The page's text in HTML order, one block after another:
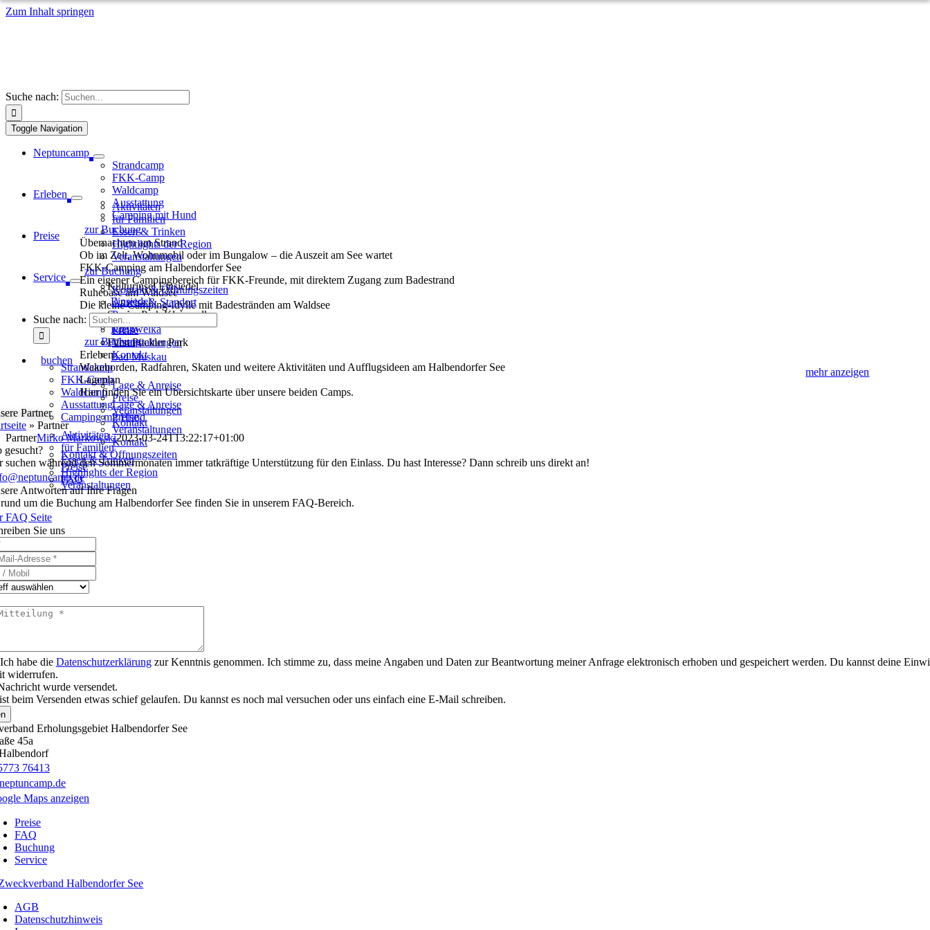
Zum Inhalt springen
Suche nach:
Toggle Navigation
Neptuncamp
Strandcamp
FKK-Camp
Waldcamp
Ausstattung
Camping mit Hund
zur Buchung
Übernachten am Strand
Ob im Zelt, Wohnmobil oder im Bungalow – die Auszeit am See wartet
FKK-Camping am Halbendorfer See
Ein eigener Campingbereich für FKK-Freunde, mit direktem Zugang zum Badestrand
Ruheoase am Waldsee
Die kleine Camping-Idylle mit Badestränden am Waldsee
Lage & Anreise
Preise
Veranstaltungen
Kontakt
Strandcamp
FKK-Camp
Waldcamp
Ausstattung
Camping mit Hund
Erleben
Aktivitäten
für Familien
Essen & Trinken
Hightlights der Region
Veranstaltungen
zur Buchung
Kulturinsel Einsiedel
Einsiedel
Saurier Park Kleinwelka
Kleinwelka
Fürst Pückler Park
Bad Muskau
mehr anzeigen
Lage & Anreise
Preise
Veranstaltungen
Kontakt
Aktivitäten
für Familien
Essen & Trinken
Highlights der Region
Veranstaltungen
Preise
Service
Kontakt & Öffnungszeiten
Anreise & Standort
Preise
FAQ
zur Buchung
Erleben
Wakeborden, Radfahren, Skaten und weitere Aktivitäten und Aufflugsideen am Halbendorfer See
Lageplan
Hier finden Sie ein Übersichtskarte über unsere beiden Camps.
Lage & Anreise
Preise
Veranstaltungen
Kontakt
Kontakt & Öffnungszeiten
Preise
FAQ
Suche nach:
buchen
Partner
»Partner
PartnerMirko Markowski2023-03-24T13:22:17+01:00
gesucht?
suchen während den Sommermonaten immer tatkräftige Unterstützung für den Einlass. Du hast Interesse? Dann schreib uns direkt an!
Antworten auf Ihre Fragen
um die Buchung am Halbendorfer See finden Sie in unserem FAQ-Bereich.
FAQ Seite
Sie uns
Ich habe die Datenschutzerklärungzur Kenntnis genommen. Ich stimme zu, dass meine Angaben und Daten zur Beantwortung meiner Anfrage elektronisch erhoben und gespeichert werden. Du kannst deine
widerrufen.
wurde versendet.
beim Versenden etwas schief gelaufen. Du kannst es noch mal versuchen oder uns einfach eine E-Mail schreiben.
Erholungsgebiet Halbendorfer See
45a
76413
Maps anzeigen
Preise
FAQ
Buchung
Service
Halbendorfer See
AGB
Datenschutzhinweis